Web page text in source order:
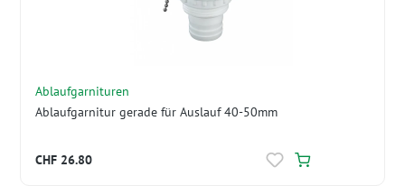
Ablaufgarnituren
Ablaufgarnitur gerade für Auslauf 40-50mm
CHF 26.80